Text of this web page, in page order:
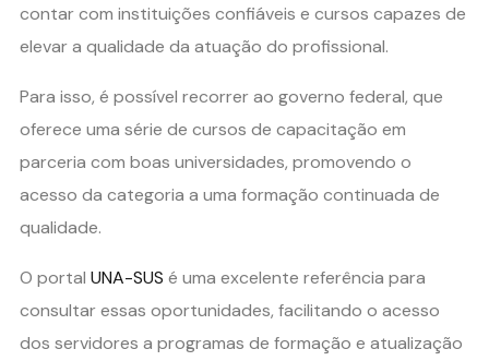
contar com instituições confiáveis e cursos capazes de
elevar a qualidade da atuação do profissional.
Para isso, é possível recorrer ao governo federal, que
oferece uma série de cursos de capacitação em
parceria com boas universidades, promovendo o
acesso da categoria a uma formação continuada de
qualidade.
O portal UNA-SUS é uma excelente referência para
consultar essas oportunidades, facilitando o acesso
dos servidores a programas de formação e atualização